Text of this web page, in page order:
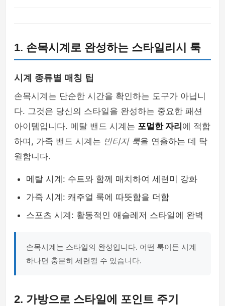
hoodie
mens-fashion
1. 손목시계로 완성하는 스타일리시 룩
시계 종류별 매칭 팁
손목시계는 단순한 시간을 확인하는 도구가 아닙니
다. 그것은 당신의 스타일을 완성하는 중요한 패션
아이템입니다. 메탈 밴드 시계는 포멀한 자리 에 적합
하며, 가죽 밴드 시계는 빈티지 룩을 연출하는 데 탁
월합니다.
메탈 시계: 수트와 함께 매치하여 세련미 강화
가죽 시계: 캐주얼 룩에 따뜻함을 더함
스포츠 시계: 활동적인 애슬레저 스타일에 완벽
손목시계는 스타일의 완성입니다. 어떤 룩이든 시계
하나면 충분히 세련될 수 있습니다.
2. 가방으로 스타일에 포인트 주기